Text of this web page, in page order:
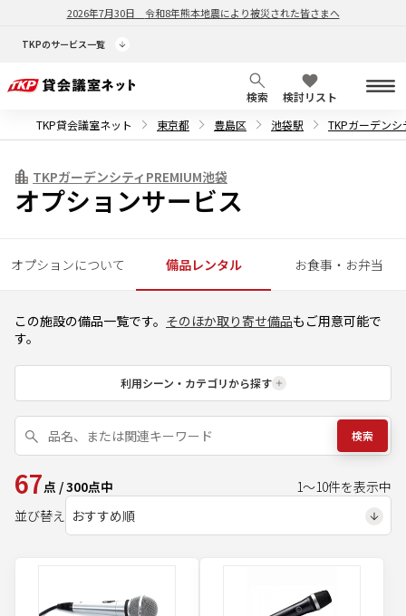
2026年7月30日 令和8年熊本地震により被災された皆さまへ
TKPのサービス一覧
検索
検討リスト
TKP貸会議室ネット
東京都 豊島区 池袋駅 TKPガーデンシ
TKPガーデンシティPREMIUM池袋
オプションサービス
オプションについて 備品レンタル お食事・お弁当
この施設の備品一覧です。 そのほか取り寄せ備品もご用意可能で
す。
利用シーン・カテゴリから探す
検索
67点 /300点中 1～10件を表示中
並び替え